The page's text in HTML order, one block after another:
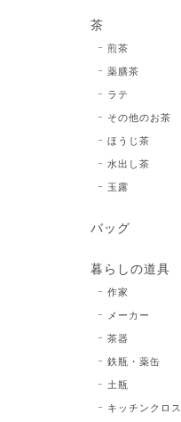
茶
煎茶
薬膳茶
ラテ
その他のお茶
ほうじ茶
水出し茶
玉露
バッグ
暮らしの道具
作家
メーカー
茶器
鉄瓶・薬缶
土瓶
キッチンクロス